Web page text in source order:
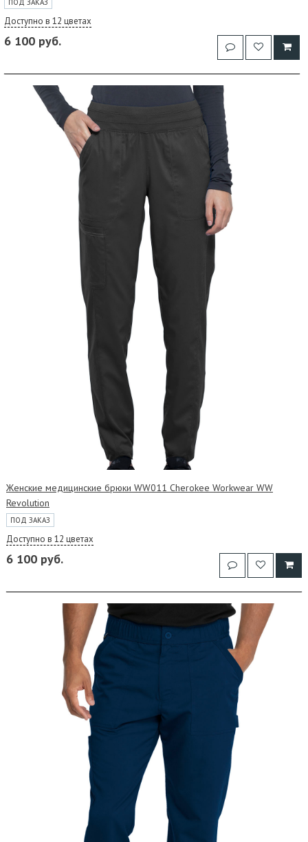
Доступно в 12 цветах
6 100 руб.
Женские медицинские брюки WW011 Cherokee Workwear WW
Revolution
ПОД ЗАКАЗ
Доступно в 12 цветах
6 100 руб.